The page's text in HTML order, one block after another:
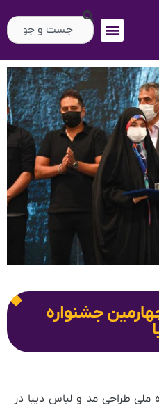
جشنواره
ملی طراحی مد و لباس دیبا در